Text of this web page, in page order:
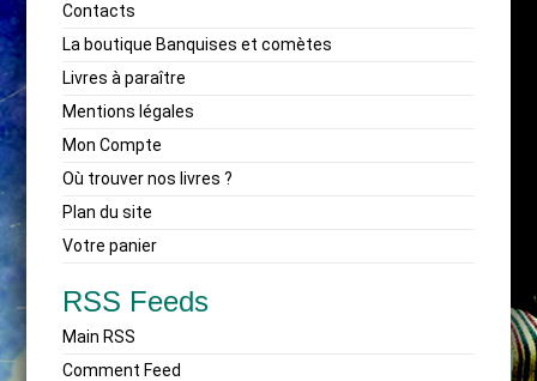
Contacts
La boutique Banquises et comètes
Livres à paraître
Mentions légales
Mon Compte
Où trouver nos livres ?
Plan du site
Votre panier
RSS Feeds
Main RSS
Comment Feed